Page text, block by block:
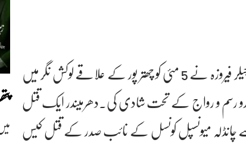
رپورٹس کے مطابق ستنا سینٹرل جیل میں تعینات ڈپٹی جیلر فیروزہ نے 5 مئی کو چھتر پور کے علاقے لوکش نگر میں
رسم و رواج کے تحت شادی کی۔دھرمیندر ایک قتل
تھا۔ اسے چانڈلہ میونسپل کونسل کے نائب صدر کے قتل کیس